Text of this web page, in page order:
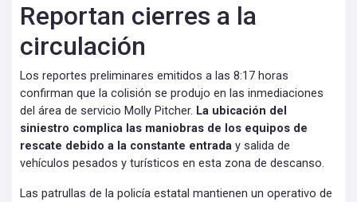
Reportan cierres a la
circulación
Los reportes preliminares emitidos a las 8:17 horas
confirman que la colisión se produjo en las inmediaciones
del área de servicio Molly Pitcher. La ubicación del
siniestro complica las maniobras de los equipos de
rescate debido a la constante entrada y salida de
vehículos pesados y turísticos en esta zona de descanso.
Las patrullas de la policía estatal mantienen un operativo de